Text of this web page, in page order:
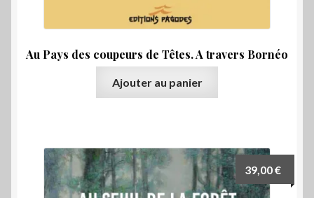
Nouvelles
Préhistoire
Au Pays des coupeurs de Têtes. A travers Bornéo
Ajouter au panier
39,00€